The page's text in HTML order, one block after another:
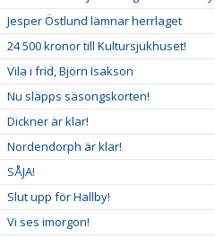
Jesper Östlund lämnar herrlaget
24 500 kronor till Kultursjukhuset!
Vila i frid, Björn Isakson
Nu släpps säsongskorten!
Dickner är klar!
Nordendorph är klar!
SÅJA!
Slut upp för Hallby!
Vi ses imorgon!